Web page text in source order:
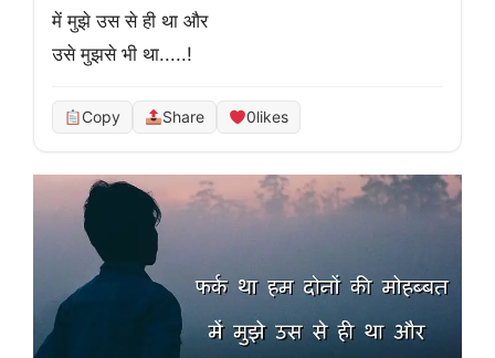
में मुझे उस से ही था और
उसे मुझसे भी था.....!
Copy Share 0likes